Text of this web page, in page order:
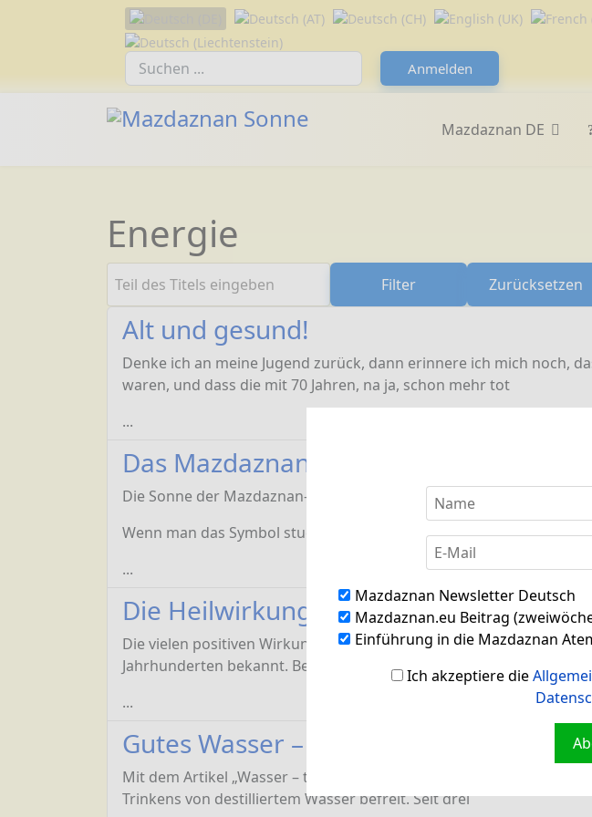
Mazdaznan Newsletter Deutsch
Mazdaznan.eu Beitrag
Einführung in die Mazdaznan
Ich akzeptiere die
Sprache auswählen
Suchfeld
Anmelden
Mazdaznan DE
Energie
Filter Zurücksetzen
Alt und gesund!
Denke ich an meine Jugend zurück, dann erinnere ich mich noch,
waren, und dass die mit 70 Jahren, na ja, schon mehr tot
...
Das Mazdaznan-Symbol
Die Sonne der Mazdaznan-Lehre ist ein Symbol einer Wissenschaft,
Wenn man das Symbol studiert, stellt man fest, dass es aus einem
...
Die Heilwirkung des Mate
Die vielen positiven Wirkungen des Matetees vor allem in der
Jahrhunderten bekannt. Bei den Guarani-Indianern in Südamerika
...
Gutes Wasser – gute Energie
Mit dem Artikel „Wasser – tot oder lebendig“ haben Sie mir einen
Trinkens von destilliertem Wasser befreit. Seit drei